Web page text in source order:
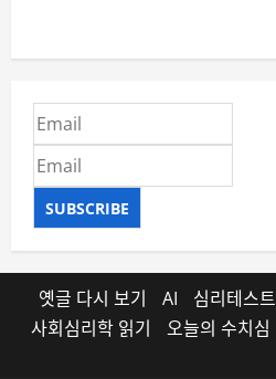
SUBSCRIBE
옛글 다시 보기 AI 심리테스트
사회심리학 읽기
오늘의 수치심